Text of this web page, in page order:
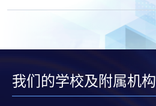
我们的学校及附属机构